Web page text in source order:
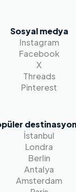
Sosyal medya
Instagram
Facebook
X
Threads
Pinterest
İstanbul
Londra
Berlin
Antalya
Amsterdam